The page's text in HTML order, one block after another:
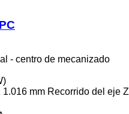
- centro de mecanizado
1.016 mm Recorrido del eje Z